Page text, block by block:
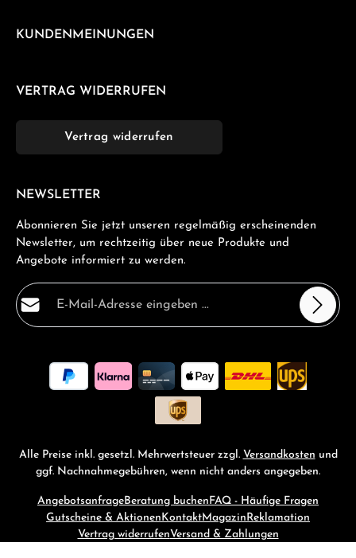
KUNDENMEINUNGEN
VERTRAG WIDERRUFEN
Vertrag widerrufen
NEWSLETTER
Abonnieren Sie jetzt unseren regelmäßig erscheinenden
Newsletter, um rechtzeitig über neue Produkte und
Angebote informiert zu werden.
E-Mail-Adresse*
Ich habe die
Datenschutzbestimmungen
zur Kenntnis
genommen und dieAGBgelesen und bin mit ihnen
Pflichtfelder.
Alle Preise inkl. gesetzl. Mehrwertsteuer zzgl. Versandkosten und
ggf. Nachnahmegebühren, wenn nicht anders angegeben.
AngebotsanfrageBeratung buchenFAQ - Häufige Fragen
Gutscheine & AktionenKontaktMagazinReklamation
Vertrag widerrufenVersand & Zahlungen